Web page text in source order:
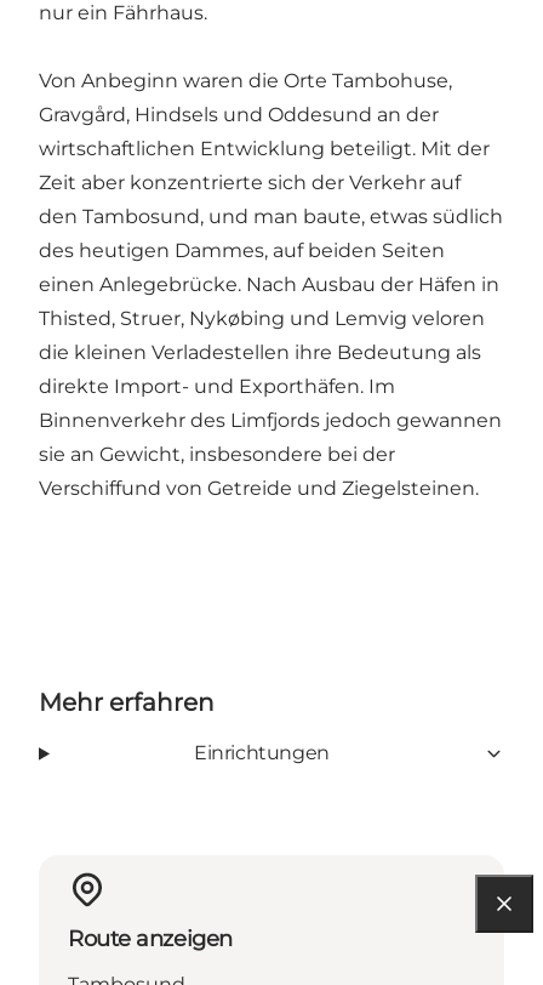
nur ein Fährhaus.
Von Anbeginn waren die Orte Tambohuse,
Gravgård, Hindsels und Oddesund an der
wirtschaftlichen Entwicklung beteiligt. Mit der
Zeit aber konzentrierte sich der Verkehr auf
den Tambosund, und man baute, etwas südlich
des heutigen Dammes, auf beiden Seiten
einen Anlegebrücke. Nach Ausbau der Häfen in
Thisted, Struer, Nykøbing und Lemvig veloren
die kleinen Verladestellen ihre Bedeutung als
direkte Import- und Exporthäfen. Im
Binnenverkehr des Limfjords jedoch gewannen
sie an Gewicht, insbesondere bei der
Verschiffund von Getreide und Ziegelsteinen.
Mehr erfahren
Einrichtungen
Route anzeigen